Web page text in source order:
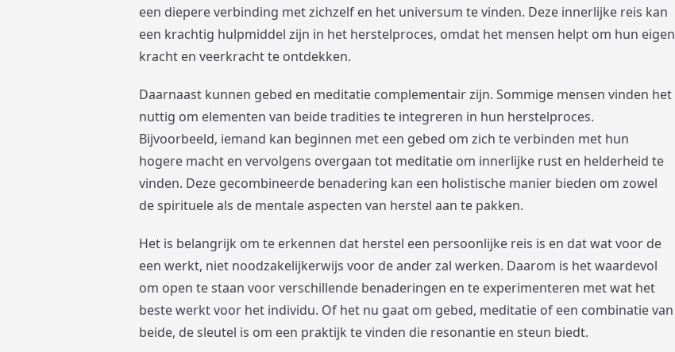
een diepere verbinding met zichzelf en het universum te vinden. Deze innerlijke reis kan
een krachtig hulpmiddel zijn in het herstelproces, omdat het mensen helpt om hun eigen
kracht en veerkracht te ontdekken.
Daarnaast kunnen gebed en meditatie complementair zijn. Sommige mensen vinden het
nuttig om elementen van beide tradities te integreren in hun herstelproces.
Bijvoorbeeld, iemand kan beginnen met een gebed om zich te verbinden met hun
hogere macht en vervolgens overgaan tot meditatie om innerlijke rust en helderheid te
vinden. Deze gecombineerde benadering kan een holistische manier bieden om zowel
de spirituele als de mentale aspecten van herstel aan te pakken.
Het is belangrijk om te erkennen dat herstel een persoonlijke reis is en dat wat voor de
een werkt, niet noodzakelijkerwijs voor de ander zal werken. Daarom is het waardevol
om open te staan voor verschillende benaderingen en te experimenteren met wat het
beste werkt voor het individu. Of het nu gaat om gebed, meditatie of een combinatie van
beide, de sleutel is om een praktijk te vinden die resonantie en steun biedt.